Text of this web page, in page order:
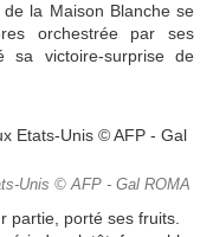
la Maison Blanche se
orchestrée par ses
sa victoire-surprise de
Unis © AFP - Gal ROMA
partie, porté ses fruits.